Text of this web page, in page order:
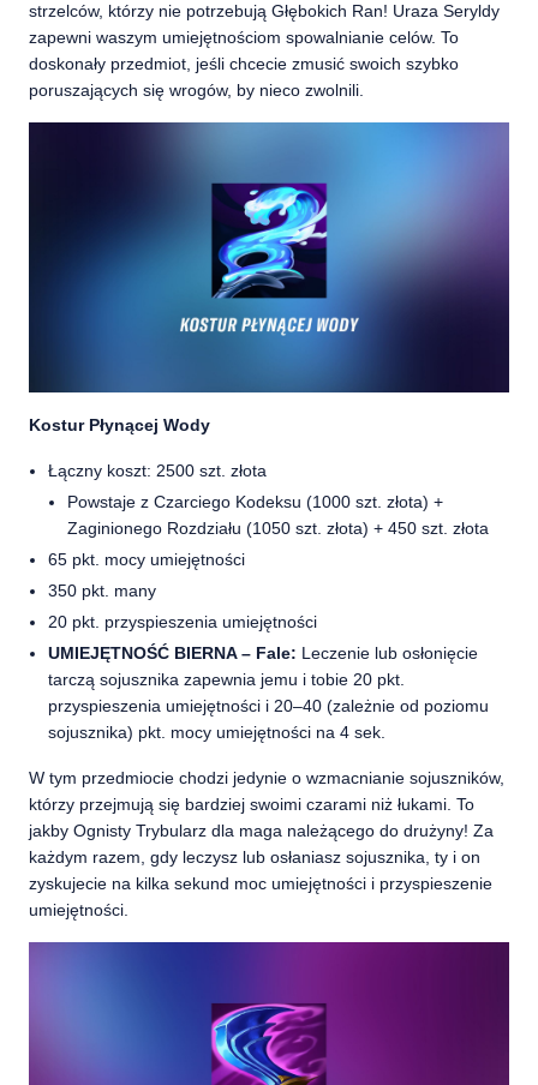
strzelców, którzy nie potrzebują Głębokich Ran! Uraza Seryldy
zapewni waszym umiejętnościom spowalnianie celów. To
doskonały przedmiot, jeśli chcecie zmusić swoich szybko
poruszających się wrogów, by nieco zwolnili.
Kostur Płynącej Wody
Łączny koszt: 2500 szt. złota
Powstaje z Czarciego Kodeksu (1000 szt. złota) +
Zaginionego Rozdziału (1050 szt. złota) + 450 szt. złota
65 pkt. mocy umiejętności
350 pkt. many
20 pkt. przyspieszenia umiejętności
UMIEJĘTNOŚĆ BIERNA – Fale: Leczenie lub osłonięcie
tarczą sojusznika zapewnia jemu i tobie 20 pkt.
przyspieszenia umiejętności i 20–40 (zależnie od poziomu
sojusznika) pkt. mocy umiejętności na 4 sek.
W tym przedmiocie chodzi jedynie o wzmacnianie sojuszników,
którzy przejmują się bardziej swoimi czarami niż łukami. To
jakby Ognisty Trybularz dla maga należącego do drużyny! Za
każdym razem, gdy leczysz lub osłaniasz sojusznika, ty i on
zyskujecie na kilka sekund moc umiejętności i przyspieszenie
umiejętności.